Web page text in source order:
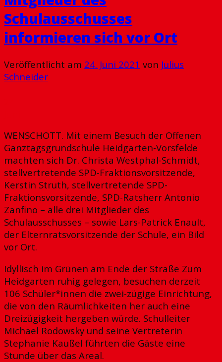
Schulausschusses
informieren sich vor Ort
Veröffentlicht am 24. Juni 2021 von Julius
Schneider
WENSCHOTT. Mit einem Besuch der Offenen
Ganztagsgrundschule Heidgarten-Vorsfelde
machten sich Dr. Christa Westphal-Schmidt,
stellvertretende SPD-Fraktionsvorsitzende,
Kerstin Struth, stellvertretende SPD-
Fraktionsvorsitzende, SPD-Ratsherr Antonio
Zanfino – alle drei Mitglieder des
Schulausschusses – sowie Lars-Patrick Enault,
der Elternratsvorsitzende der Schule, ein Bild
vor Ort.
Idyllisch im Grünen am Ende der Straße Zum
Heidgarten ruhig gelegen, besuchen derzeit
106 Schüler*innen die zwei-zügige Einrichtung,
die von den Räumlichkeiten her auch eine
Dreizügigkeit hergeben würde. Schulleiter
Michael Rodowsky und seine Vertreterin
Stephanie Kaußel führten die Gäste eine
Stunde über das Areal.